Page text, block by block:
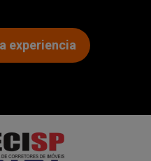
experiencia